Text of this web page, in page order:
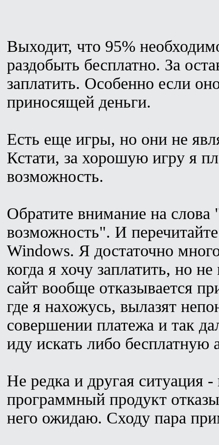
Выходит, что 95%
раздобыть бесплатно. За
заплатить. Особенно если
приносящей деньги.
Есть еще игры, но они не
Кстати, за хорошую игру я
возможность.
Обратите внимание на слова
возможность". И
Windows. Я достаточно
когда я хочу заплатить, но
сайт вообще отказывается
где я нахожусь, вылазят
совершении платежа и так
иду искать либо бесплатную
Не редка и другая ситуация
программный продукт
него ожидаю. Сходу пара